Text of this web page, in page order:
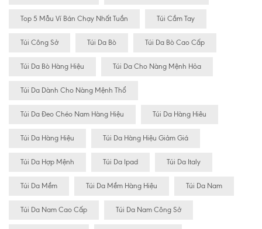
Top 5 Mẫu Ví Bán Chạy Nhất Tuần Túi Cầm Tay
Túi Công Sở Túi Da Bò Túi Da Bò Cao Cấp
Túi Da Bò Hàng Hiệu Túi Da Cho Nàng Mệnh Hỏa
Túi Da Dành Cho Nàng Mệnh Thổ
Túi Da Đeo Chéo Nam Hàng Hiệu Túi Da Hàng Hiêu
Túi Da Hàng Hiệu Túi Da Hàng Hiệu Giảm Giá
Túi Da Hợp Mệnh Túi Da Ipad Túi Da Italy
Túi Da Mềm Túi Da Mềm Hàng Hiệu Túi Da Nam
Túi Da Nam Cao Cấp Túi Da Nam Công Sở